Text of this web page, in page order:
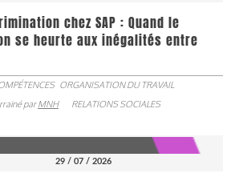
chez SAP : Quand le
se heurte aux inégalités entre
ORGANISATION DU TRAVAIL
parMNH RELATIONS SOCIALES
29 / 07 / 2026